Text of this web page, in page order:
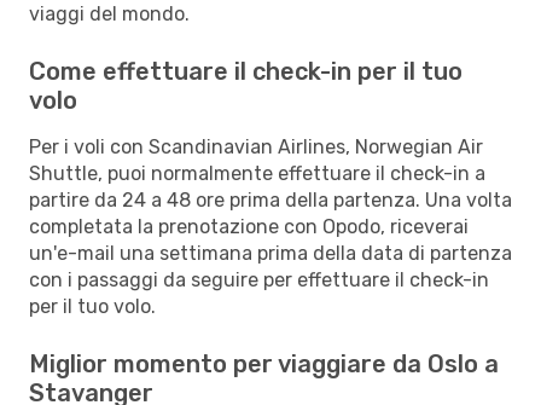
viaggi del mondo.
Come effettuare il check-in per il tuo
volo
Per i voli con Scandinavian Airlines, Norwegian Air
Shuttle, puoi normalmente effettuare il check-in a
partire da 24 a 48 ore prima della partenza. Una volta
completata la prenotazione con Opodo, riceverai
un'e-mail una settimana prima della data di partenza
con i passaggi da seguire per effettuare il check-in
per il tuo volo.
Miglior momento per viaggiare da Oslo a
Stavanger